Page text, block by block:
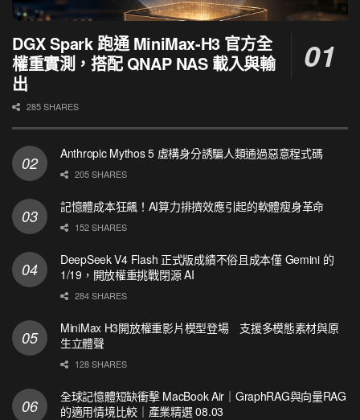
DGX Spark 跑通 MiniMax-H3 官方全
權重實測，搭配 QNAP NAS 載入與輸
出
285 SHARES
Anthropic Mythos 5 虛構身分誘騙人類通過惡意程式碼
205 SHARES
記憶體成本狂飆！AI算力排擠效應引起的軟體瘦身革命
152 SHARES
DeepSeek V4 Flash 正式版成績不俗且成本僅 Gemini 的
1/19，開放權重挑戰閉源 AI
284 SHARES
MiniMax H3開放權重影片模型登場 支援多模態素材與原
生立體聲
128 SHARES
全球記憶體短缺衝擊 MacBook Air｜GraphRAG與向量RAG
的適用情境比較｜產業精選 08.03